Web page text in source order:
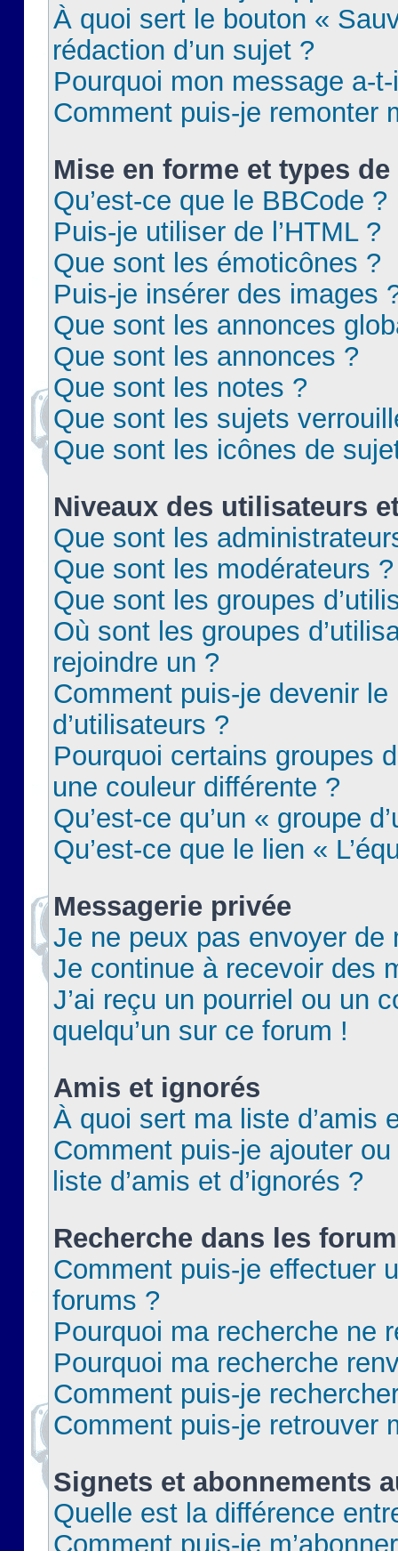
À quoi sert le bouton «
rédaction d’un sujet ?
Pourquoi mon message a-
Comment puis-je remonter
Mise en forme et types
Qu’est-ce que le BBCode ?
Puis-je utiliser de l’HTML ?
Que sont les émoticônes ?
Puis-je insérer des images
Que sont les annonces
Que sont les annonces ?
Que sont les notes ?
Que sont les sujets
Que sont les icônes de
Niveaux des utilisateurs
Que sont les
Que sont les modérateurs ?
Que sont les groupes
Où sont les groupes
rejoindre un ?
Comment puis-je devenir le
d’utilisateurs ?
Pourquoi certains groupes
une couleur différente ?
Qu’est-ce qu’un « groupe
Qu’est-ce que le lien «
Messagerie privée
Je ne peux pas envoyer de
Je continue à recevoir des
J’ai reçu un pourriel ou un
quelqu’un sur ce forum !
Amis et ignorés
À quoi sert ma liste d’amis
Comment puis-je ajouter
liste d’amis et d’ignorés ?
Recherche dans les
Comment puis-je effectuer
forums ?
Pourquoi ma recherche ne
Pourquoi ma recherche
Comment puis-je
Comment puis-je retrouver
Signets et abonnements
Quelle est la différence
Comment puis-je